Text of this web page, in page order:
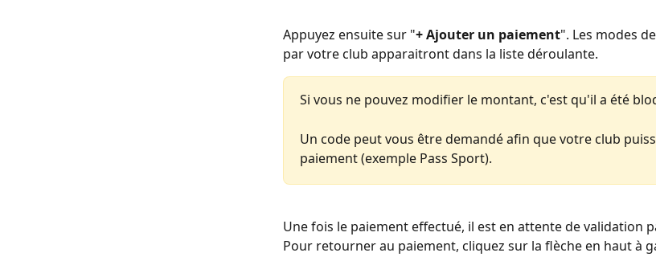
Appuyez ensuite sur "+ Ajouter un paiement". Les modes
par votre club apparaitront dans la liste déroulante.
Si vous ne pouvez modifier le montant, c'est qu'il a été
Un code peut vous être demandé afin que votre club
paiement (exemple Pass Sport).
Une fois le paiement effectué, il est en attente de validation
Pour retourner au paiement, cliquez sur la flèche en haut à